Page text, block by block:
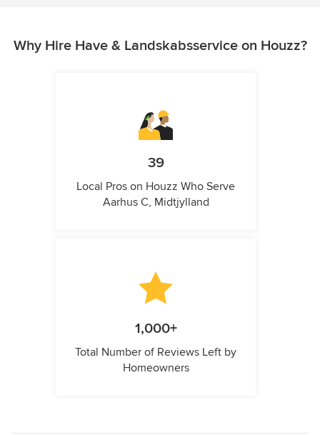
Why Hire Have & Landskabsservice on Houzz?
39
Local Pros on Houzz Who Serve
Aarhus C, Midtjylland
1,000+
Total Number of Reviews Left by
Homeowners